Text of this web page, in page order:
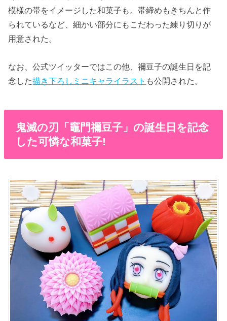
模様の帯をイメージした和菓子も。帯締めもきちんと作
られているなど、細かい部分にもこだわった練り切りが
用意された。
なお、公式ツイッターではこの他、禰豆子の誕生日を記
念した描き下ろしミニキャライラスト も公開された。
鬼滅の刃「竈門禰豆子」の誕生日を記念
した可憐な和菓子!